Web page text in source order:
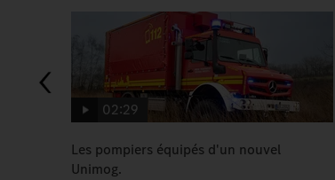
02:29
Les pompiers équipés d'un nouvel
Unimog.